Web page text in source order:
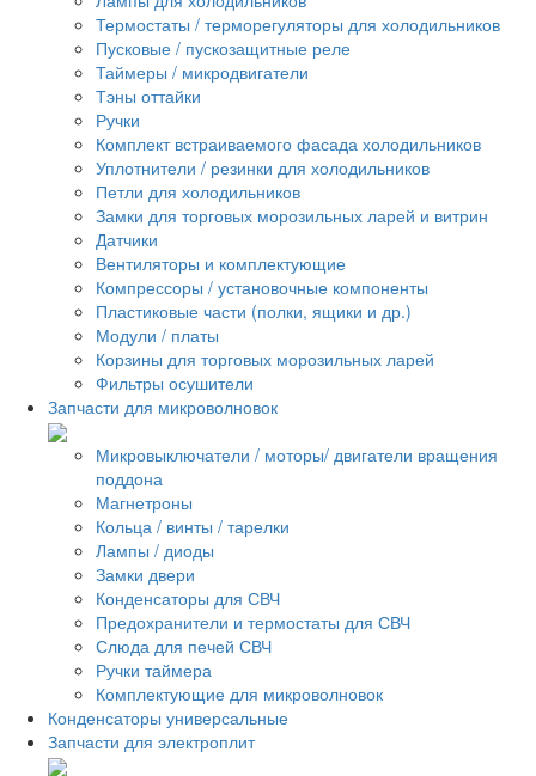
Термостаты / терморегуляторы для холодильников
Пусковые / пускозащитные реле
Таймеры / микродвигатели
Тэны оттайки
Ручки
Комплект встраиваемого фасада холодильников
Уплотнители / резинки для холодильников
Петли для холодильников
Замки для торговых морозильных ларей и витрин
Датчики
Вентиляторы и комплектующие
Компрессоры / установочные компоненты
Пластиковые части (полки, ящики и др.)
Модули / платы
Корзины для торговых морозильных ларей
Фильтры осушители
Запчасти для микроволновок
Микровыключатели / моторы/ двигатели вращения
поддона
Магнетроны
Кольца / винты / тарелки
Лампы / диоды
Замки двери
Конденсаторы для СВЧ
Предохранители и термостаты для СВЧ
Слюда для печей СВЧ
Ручки таймера
Комплектующие для микроволновок
Конденсаторы универсальные
Запчасти для электроплит